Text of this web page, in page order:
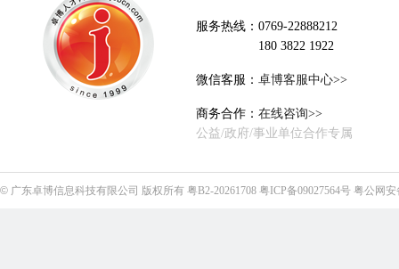
服务热线：0769-22888212
180 3822 1922
微信客服： 卓博客服中心>>
商务合作： 在线咨询>>
公益/政府/事业单位合作专属
© 广东卓博信息科技有限公司 版权所有 粤B2-20261708 粤ICP备09027564号 粤公网安